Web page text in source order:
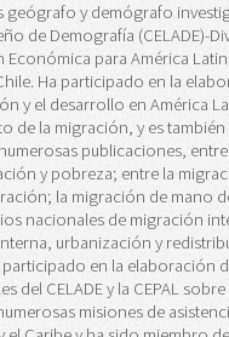
geógrafo y demógrafo
de Demografía (CELADE)-
para América
Ha participado en la
y el desarrollo en América
de la migración, y es
publicaciones,
y pobreza; entre la
la migración de mano
nacionales de migración
urbanización y
en la elaboración
del CELADE y la CEPAL
misiones de